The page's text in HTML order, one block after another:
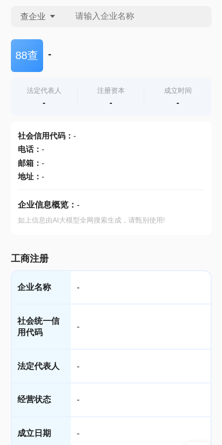
查企业
查企业
查产地
88查 -
法定代表人
-
注册资本
-
成立时间
-
社会信用代码： -
电话： -
邮箱： -
地址： -
企业信息概览： -
如上信息由AI大模型全网搜索生成，请甄别使用!
工商注册
企业名称 -
社会统一信
用代码
-
法定代表人 -
经营状态 -
成立日期 -